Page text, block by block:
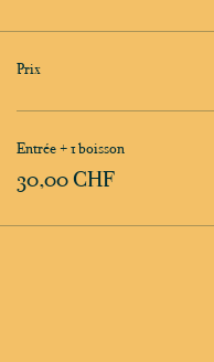
Prix
Entrée + 1 boisson
30,00 CHF